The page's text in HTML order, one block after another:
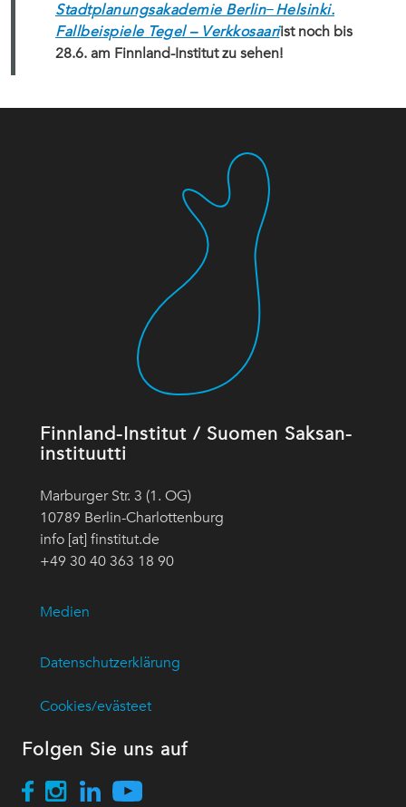
Stadtplanungsakademie Berlin−Helsinki.
Fallbeispiele Tegel – Verkkosaariist noch bis
28.6. am Finnland-Institut zu sehen!
Finnland-Institut / Suomen Saksan-
instituutti
Marburger Str. 3 (1. OG)
10789 Berlin-Charlottenburg
info [at] finstitut.de
+49 30 40 363 18 90
Medien
Datenschutzerklärung
Cookies/evästeet
Folgen Sie uns auf